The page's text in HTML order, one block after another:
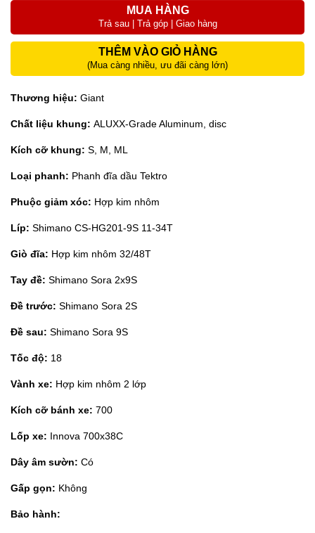
MUA HÀNG
Trả sau | Trả góp | Giao hàng
THÊM VÀO GIỎ HÀNG
(Mua càng nhiều, ưu đãi càng lớn)
Thương hiệu: Giant
Chất liệu khung: ALUXX-Grade Aluminum, disc
Kích cỡ khung: S, M, ML
Loại phanh: Phanh đĩa dầu Tektro
Phuộc giảm xóc: Hợp kim nhôm
Líp: Shimano CS-HG201-9S 11-34T
Giò đĩa: Hợp kim nhôm 32/48T
Tay đề: Shimano Sora 2x9S
Đề trước: Shimano Sora 2S
Đề sau: Shimano Sora 9S
Tốc độ: 18
Vành xe: Hợp kim nhôm 2 lớp
Kích cỡ bánh xe: 700
Lốp xe: Innova 700x38C
Dây âm sườn: Có
Gấp gọn: Không
Bảo hành: